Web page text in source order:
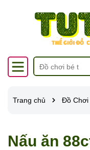
Trang chủ Đồ Chơi
Nấu ăn